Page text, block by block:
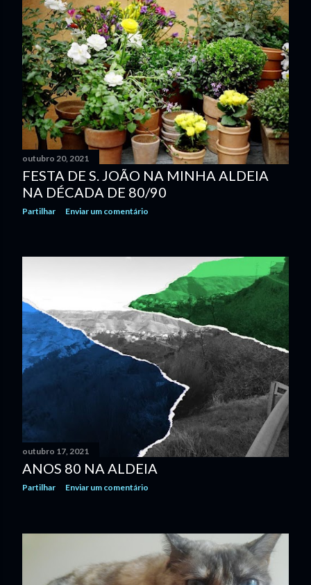
outubro 20, 2021
FESTA DE S. JOÃO NA MINHA ALDEIA
NA DÉCADA DE 80/90
Partilhar Enviar um comentário
outubro 17, 2021
ANOS 80 NA ALDEIA
Partilhar Enviar um comentário